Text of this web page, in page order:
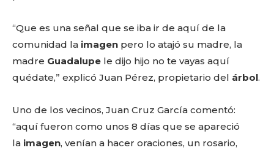
“Que es una señal que se iba ir de aquí de la
comunidad la imagen pero lo atajó su madre, la
madre Guadalupe le dijo hijo no te vayas aquí
quédate,” explicó Juan Pérez, propietario del árbol.
Uno de los vecinos, Juan Cruz García comentó:
“aquí fueron como unos 8 días que se apareció
la imagen, venían a hacer oraciones, un rosario,